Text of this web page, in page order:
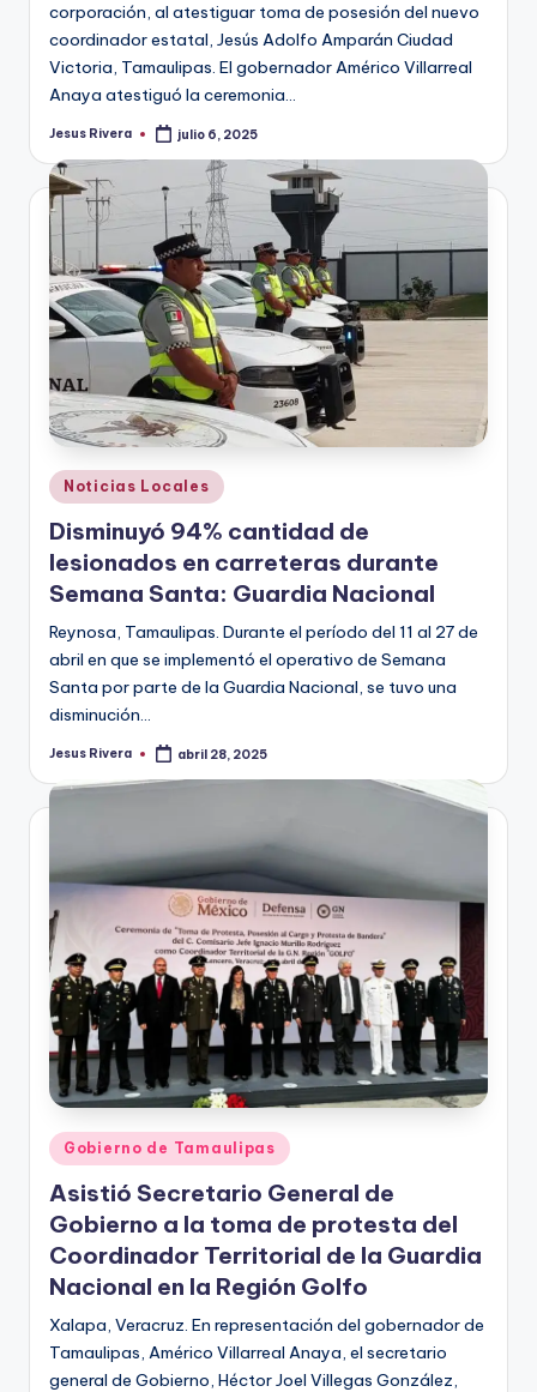
corporación, al atestiguar toma de posesión del nuevo
coordinador estatal, Jesús Adolfo Amparán Ciudad
Victoria, Tamaulipas. El gobernador Américo Villarreal
Anaya atestiguó la ceremonia…
Publicado
Jesus Rivera julio 6, 2025
Publicado
en
Noticias Locales
Disminuyó 94% cantidad de
lesionados en carreteras durante
Semana Santa: Guardia Nacional
Reynosa, Tamaulipas. Durante el período del 11 al 27 de
abril en que se implementó el operativo de Semana
Santa por parte de la Guardia Nacional, se tuvo una
disminución…
Publicado
Jesus Rivera abril 28, 2025
Publicado
en
Gobierno de Tamaulipas
Asistió Secretario General de
Gobierno a la toma de protesta del
Coordinador Territorial de la Guardia
Nacional en la Región Golfo
Xalapa, Veracruz. En representación del gobernador de
Tamaulipas, Américo Villarreal Anaya, el secretario
general de Gobierno, Héctor Joel Villegas González,